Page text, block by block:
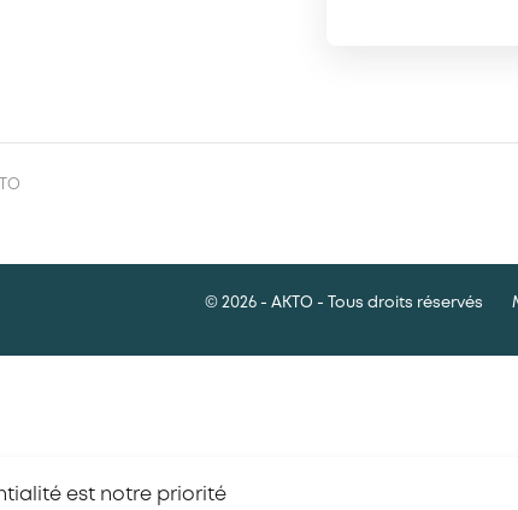
© 2026 - AKTO - Tous droits réservés
est notre priorité